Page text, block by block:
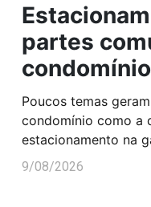
partes
condomínio
Poucos temas
condomínio como a
estacionamento na
9/08/2026